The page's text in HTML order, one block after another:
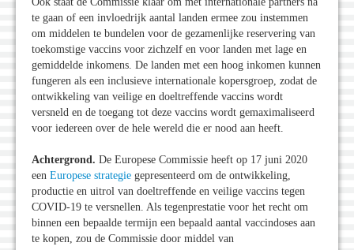
te gaan of een invloedrijk aantal landen ermee zou instemmen
om middelen te bundelen voor de gezamenlijke reservering van
toekomstige vaccins voor zichzelf en voor landen met lage en
gemiddelde inkomens. De landen met een hoog inkomen kunnen
fungeren als een inclusieve internationale kopersgroep, zodat de
ontwikkeling van veilige en doeltreffende vaccins wordt
versneld en de toegang tot deze vaccins wordt gemaximaliseerd
voor iedereen over de hele wereld die er nood aan heeft.
Achtergrond. De Europese Commissie heeft op 17 juni 2020
een Europese strategie gepresenteerd om de ontwikkeling,
productie en uitrol van doeltreffende en veilige vaccins tegen
COVID-19 te versnellen. Als tegenprestatie voor het recht om
binnen een bepaalde termijn een bepaald aantal vaccindoses aan
te kopen, zou de Commissie door middel van